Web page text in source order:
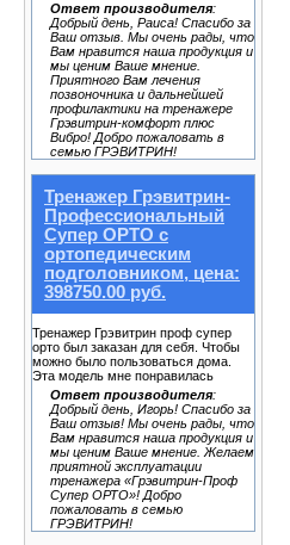
Ответ производителя:
Добрый день, Раиса! Спасибо за
Ваш отзыв. Мы очень рады, что
Вам нравится наша продукция и
мы ценим Ваше мнение.
Приятного Вам лечения
позвоночника и дальнейшей
профилактики на тренажере
Грэвитрин-комфорт плюс
Вибро! Добро пожаловать в
семью ГРЭВИТРИН!
Тренажер Грэвитрин-
Профессиональный
Супер ОРТО с
ортопедическим
подголовником, цена:
398750.00 руб.
Тренажер Грэвитрин проф супер
орто был заказан для себя. Чтобы
можно было пользоваться дома.
Эта модель мне понравилась
Ответ производителя:
Добрый день, Игорь! Спасибо за
Ваш отзыв! Мы очень рады, что
Вам нравится наша продукция и
мы ценим Ваше мнение. Желаем
приятной эксплуатации
тренажера «Грэвитрин-Проф
Супер ОРТО»! Добро
пожаловать в семью
ГРЭВИТРИН!